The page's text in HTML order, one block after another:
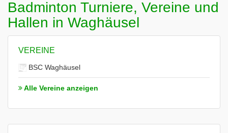
Badminton Turniere, Vereine und
Hallen in Waghäusel
VEREINE
BSC Waghäusel
Alle Vereine anzeigen